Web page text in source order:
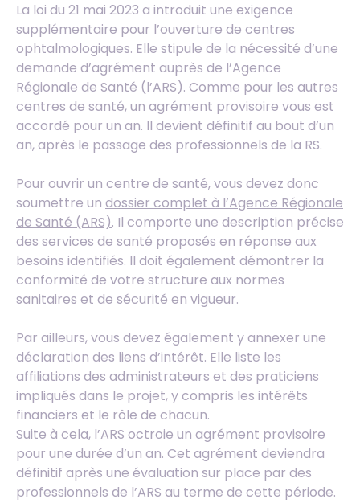
La loi du 21 mai 2023 a introduit une exigence
supplémentaire pour l’ouverture de centres
ophtalmologiques. Elle stipule de la nécessité d’une
demande d’agrément auprès de l’Agence
Régionale de Santé (l’ARS). Comme pour les autres
centres de santé, un agrément provisoire vous est
accordé pour un an. Il devient définitif au bout d’un
an, après le passage des professionnels de la RS.
Pour ouvrir un centre de santé, vous devez donc
soumettre un dossier complet à l’Agence Régionale
de Santé (ARS). Il comporte une description précise
des services de santé proposés en réponse aux
besoins identifiés. Il doit également démontrer la
conformité de votre structure aux normes
sanitaires et de sécurité en vigueur.
Par ailleurs, vous devez également y annexer une
déclaration des liens d’intérêt. Elle liste les
affiliations des administrateurs et des praticiens
impliqués dans le projet, y compris les intérêts
financiers et le rôle de chacun.
Suite à cela, l’ARS octroie un agrément provisoire
pour une durée d’un an. Cet agrément deviendra
définitif après une évaluation sur place par des
professionnels de l’ARS au terme de cette période.